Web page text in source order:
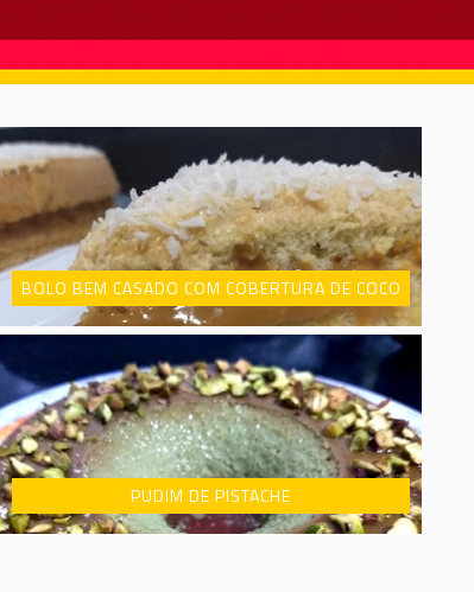
BOLO BEM CASADO COM COBERTURA DE COCO
PUDIM DE PISTACHE